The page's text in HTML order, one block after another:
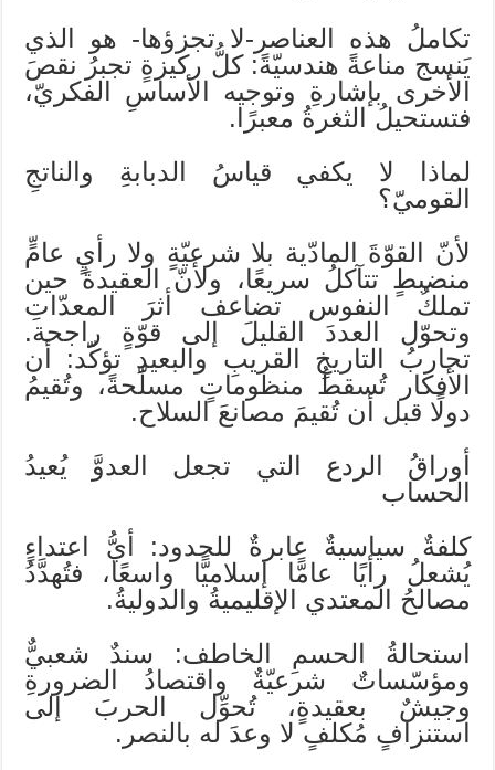
تكاملُ هذه العناصر-لا تجزؤها- هو الذي
يَنسج مناعةً هندسيّةً: كلُّ ركيزةٍ تجبرُ نقصَ
الأخرى بإشارةِ وتوجيه الأساسِ الفكريّ،
فتستحيلُ الثغرةُ معبرًا.
لماذا لا يكفي قياسُ الدبابةِ والناتجِ
القوميّ؟
لأنّ القوّةَ المادّية بلا شرعيّةٍ ولا رأيٍ عامٍّ
منضبطٍ تتآكلُ سريعًا، ولأنّ العقيدةَ حين
تملكُ النفوس تضاعف أثرَ المعدّاتِ
وتحوّل العددَ القليلَ إلى قوّةٍ راجحة.
تجاربُ التاريخِ القريبِ والبعيدِ تؤكّد: أن
الأفكار تُسقطُ منظوماتٍ مسلّحةً، وتُقيمُ
دولًا قبل أن تُقيمَ مصانعَ السلاح.
أوراقُ الردع التي تجعل العدوَّ يُعيدُ
الحساب
كلفةٌ سياسيةٌ عابرةٌ للحدود: أيُّ اعتداءٍ
يُشعلُ رأيًا عامًّا إسلاميًّا واسعًا، فتُهدَّدُ
مصالحُ المعتدي الإقليميةُ والدوليةُ.
استحالةُ الحسمِ الخاطف: سندٌ شعبيٌّ
ومؤسّساتٌ شرعيّةٌ واقتصادُ الضرورةِ
وجيشٌ بعقيدةٍ، تُحوِّل الحربَ إلى
استنزافٍ مُكلفٍ لا وعدَ له بالنصر.